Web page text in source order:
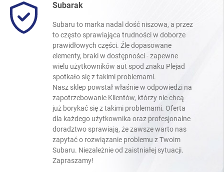
Subarak
Subaru to marka nadal dość niszowa, a przez
to często sprawiająca trudności w doborze
prawidłowych części. Źle dopasowane
elementy, braki w dostępności - zapewne
wielu użytkowników aut spod znaku Plejad
spotkało się z takimi problemami.
Nasz sklep powstał właśnie w odpowiedzi na
zapotrzebowanie Klientów, którzy nie chcą
już borykać się z takimi problemami. Oferta
dla każdego użytkownika oraz profesjonalne
doradztwo sprawiają, że zawsze warto nas
zapytać o rozwiązanie problemu z Twoim
Subaru. Niezależnie od zaistniałej sytuacji.
Zapraszamy!